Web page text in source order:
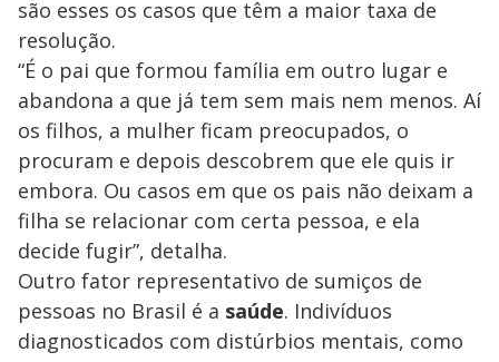
são esses os casos que têm a maior taxa de
resolução.
“É o pai que formou família em outro lugar e
abandona a que já tem sem mais nem menos. Aí
os filhos, a mulher ficam preocupados, o
procuram e depois descobrem que ele quis ir
embora. Ou casos em que os pais não deixam a
filha se relacionar com certa pessoa, e ela
decide fugir”, detalha.
Outro fator representativo de sumiços de
pessoas no Brasil é a saúde. Indivíduos
diagnosticados com distúrbios mentais, como